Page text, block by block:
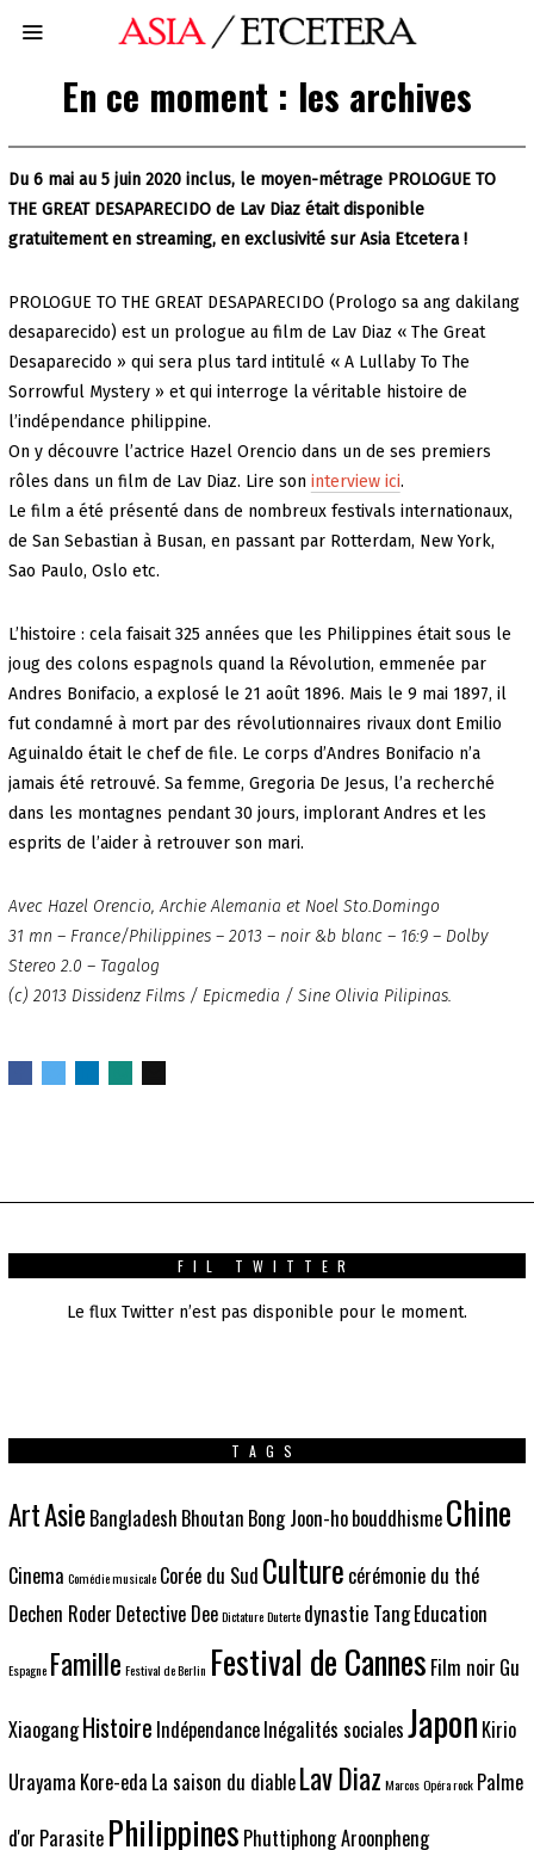
En ce moment : les archives
Du 6 mai au 5 juin 2020 inclus, le moyen-métrage PROLOGUE TO
THE GREAT DESAPARECIDO de Lav Diaz était disponible
gratuitement en streaming, en exclusivité sur Asia Etcetera !
PROLOGUE TO THE GREAT DESAPARECIDO (Prologo sa ang dakilang
desaparecido) est un prologue au film de Lav Diaz « The Great
Desaparecido » qui sera plus tard intitulé « A Lullaby To The
Sorrowful Mystery » et qui interroge la véritable histoire de
l’indépendance philippine.
On y découvre l’actrice Hazel Orencio dans un de ses premiers
rôles dans un film de Lav Diaz. Lire son interview ici.
Le film a été présenté dans de nombreux festivals internationaux,
de San Sebastian à Busan, en passant par Rotterdam, New York,
Sao Paulo, Oslo etc.
L’histoire : cela faisait 325 années que les Philippines était sous le
joug des colons espagnols quand la Révolution, emmenée par
Andres Bonifacio, a explosé le 21 août 1896. Mais le 9 mai 1897, il
fut condamné à mort par des révolutionnaires rivaux dont Emilio
Aguinaldo était le chef de file. Le corps d’Andres Bonifacio n’a
jamais été retrouvé. Sa femme, Gregoria De Jesus, l’a recherché
dans les montagnes pendant 30 jours, implorant Andres et les
esprits de l’aider à retrouver son mari.
Avec Hazel Orencio, Archie Alemania et Noel Sto.Domingo
31 mn – France/Philippines – 2013 – noir &b blanc – 16:9 – Dolby
Stereo 2.0 – Tagalog
(c) 2013 Dissidenz Films / Epicmedia / Sine Olivia Pilipinas.
FIL TWITTER
Le flux Twitter n’est pas disponible pour le moment.
TAGS
ArtAsie Bangladesh Bhoutan Bong Joon-hobouddhismeChine
Cinema Comédie musicale Corée du Sud Culture cérémonie du thé
Dechen Roder Detective Dee Dictature Duterte dynastie TangEducation
Espagne Famille Festival de Berlin Festival de Cannes Film noir Gu
XiaogangHistoire IndépendanceInégalités socialesJapon Kirio
Urayama Kore-eda La saison du diableLav Diaz Marcos Opéra rock Palme
d'or Parasite Philippines Phuttiphong Aroonpheng